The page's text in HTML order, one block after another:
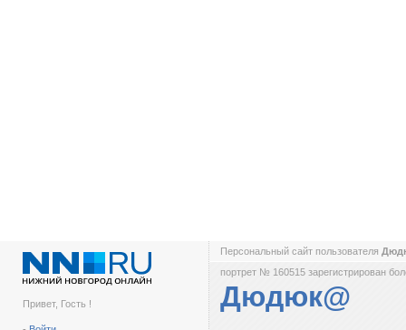
Привет, Гость !
Персональный сайт пользователя
портрет № 160515 зарегистрирован
Дюдюк@